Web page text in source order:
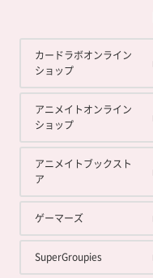
カードラボオンライン
ショップ
アニメイトオンライン
ショップ
アニメイトブックスト
ア
ゲーマーズ
SuperGroupies